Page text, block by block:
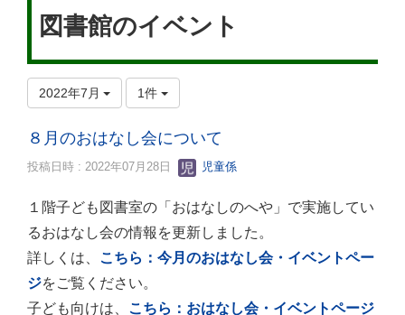
図書館のイベント
2022年7月 1件
８月のおはなし会について
投稿日時 : 2022年07月28日 児童係
１階子ども図書室の「おはなしのへや」で実施してい
るおはなし会の情報を更新しました。
詳しくは、 こちら：今月のおはなし会・イベントペー
ジをご覧ください。
子ども向けは、 こちら：おはなし会・イベントページ